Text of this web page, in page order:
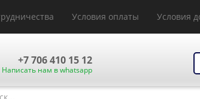
Условия оплаты Условия
+7 706 410 15 12
Написать нам в whatsapp